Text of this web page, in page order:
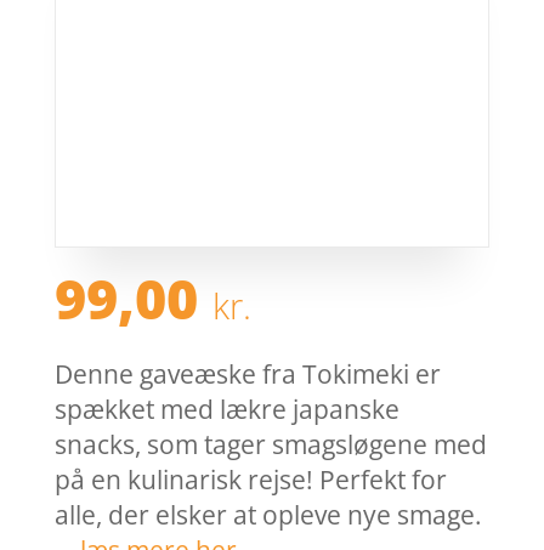
99,00 kr.
Denne gaveæske fra Tokimeki er
spækket med lækre japanske
snacks, som tager smagsløgene med
på en kulinarisk rejse! Perfekt for
alle, der elsker at opleve nye smage.